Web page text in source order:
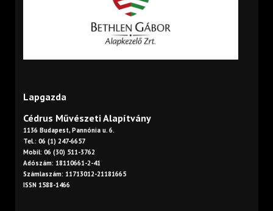
Lapgazda
Cédrus Művészeti Alapítvány
1136 Budapest, Pannónia u. 6.
Tel.: 06 (1) 247-6657
Mobil: 06 (30) 511-3762
Adószám: 18110661-2-41
Számlaszám: 11713012-21181665
ISSN 1588-1466